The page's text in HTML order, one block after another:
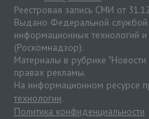
Реестровая запись СМИ от
Выдано Федеральной службой
информационных технологий
(Роскомнадзор).
Материалы в рубрике
правах рекламы.
На информационном ресурсе
технологии.
Политика конфиденциальности